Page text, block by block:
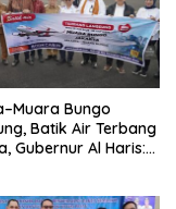
Bungo
Batik Air Terbang
Gubernur Al Haris: